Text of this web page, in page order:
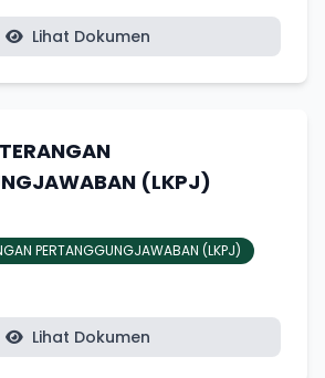
Lihat Dokumen
(LKPJ)
PERTANGGUNGJAWABAN (LKPJ)
Lihat Dokumen